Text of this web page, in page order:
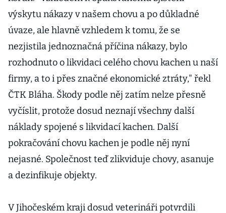
výskytu nákazy v našem chovu a po důkladné
úvaze, ale hlavně vzhledem k tomu, že se
nezjistila jednoznačná příčina nákazy, bylo
rozhodnuto o likvidaci celého chovu kachen u naší
firmy, a to i přes značné ekonomické ztráty," řekl
ČTK Bláha. Škody podle něj zatím nelze přesně
vyčíslit, protože dosud neznají všechny další
náklady spojené s likvidací kachen. Další
pokračování chovu kachen je podle něj nyní
nejasné. Společnost teď zlikviduje chovy, asanuje
a dezinfikuje objekty.
V Jihočeském kraji dosud veterináři potvrdili